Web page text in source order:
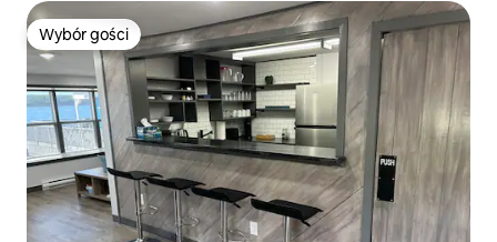
Wybór gości
Wybór gości